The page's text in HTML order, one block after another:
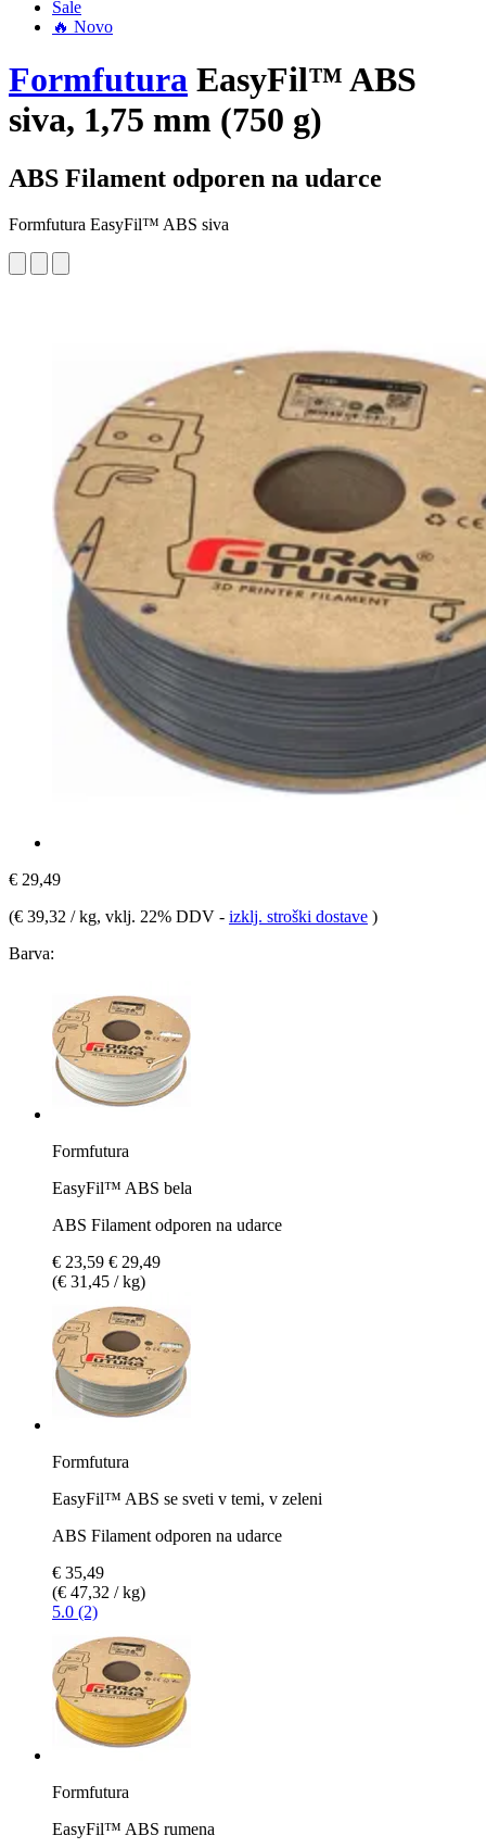
Sale
🔥 Novo
Formfutura EasyFil™ ABS
siva, 1,75 mm (750 g)
ABS Filament odporen na udarce
Formfutura EasyFil™ ABS siva
€ 29,49
(€ 39,32 / kg, vklj. 22% DDV - izklj. stroški dostave )
Barva:
Formfutura
EasyFil™ ABS bela
ABS Filament odporen na udarce
€ 23,59 € 29,49
(€ 31,45 / kg)
Formfutura
EasyFil™ ABS se sveti v temi, v zeleni
ABS Filament odporen na udarce
€ 35,49
(€ 47,32 / kg)
5.0 (2)
Formfutura
EasyFil™ ABS rumena